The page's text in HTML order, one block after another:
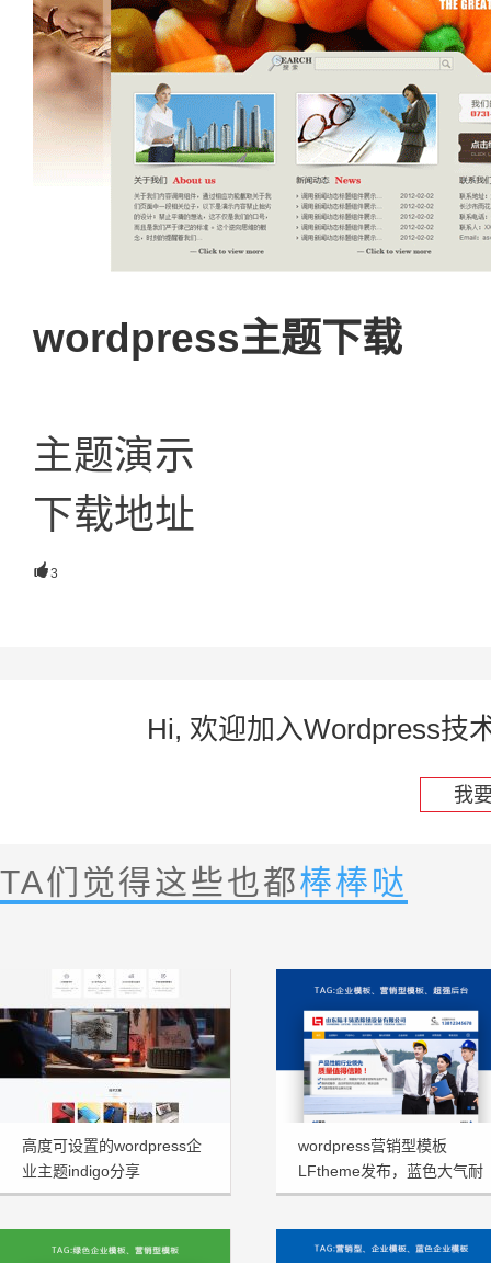
wordpress主题下载
主题演示
下载地址
3
Hi, 欢迎加入Wordpress技
我
TA们觉得这些也都棒棒哒
高度可设置的wordpress企
业主题indigo分享
wordpress营销型模板
LFtheme发布，蓝色大气耐
看型首选